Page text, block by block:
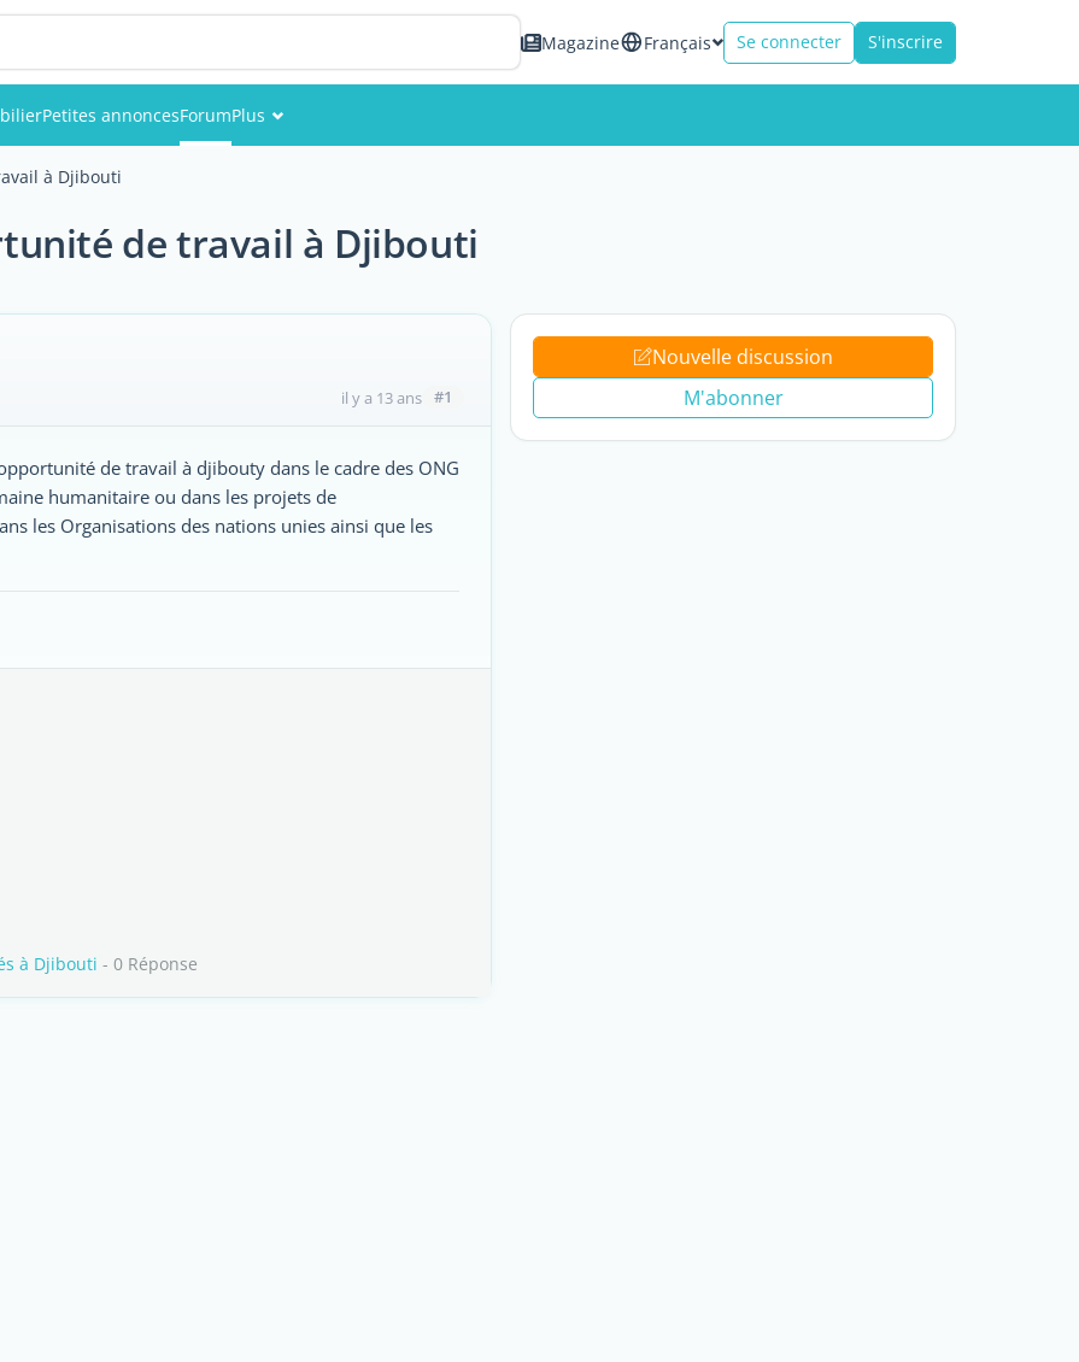
Magazine Français Se connecter S'inscrire
Petites annoncesForumPlus
Membres
à Djibouti
de travail à Djibouti
il y a 13 ans #1
de travail à djibouty dans le cadre des ONG
humanitaire ou dans les projets de
les Organisations des nations unies ainsi que les
à Djibouti - 0 Réponse
Nouvelle discussion
M'abonner